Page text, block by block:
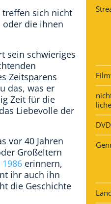
sich nicht
oder die ihnen
sein schwieriges
Zeitsparens
das, was er
Zeit für die
Liebevolle der
vor 40 Jahren
Großeltern
erinnern,
ihr auch ihn
die Geschichte